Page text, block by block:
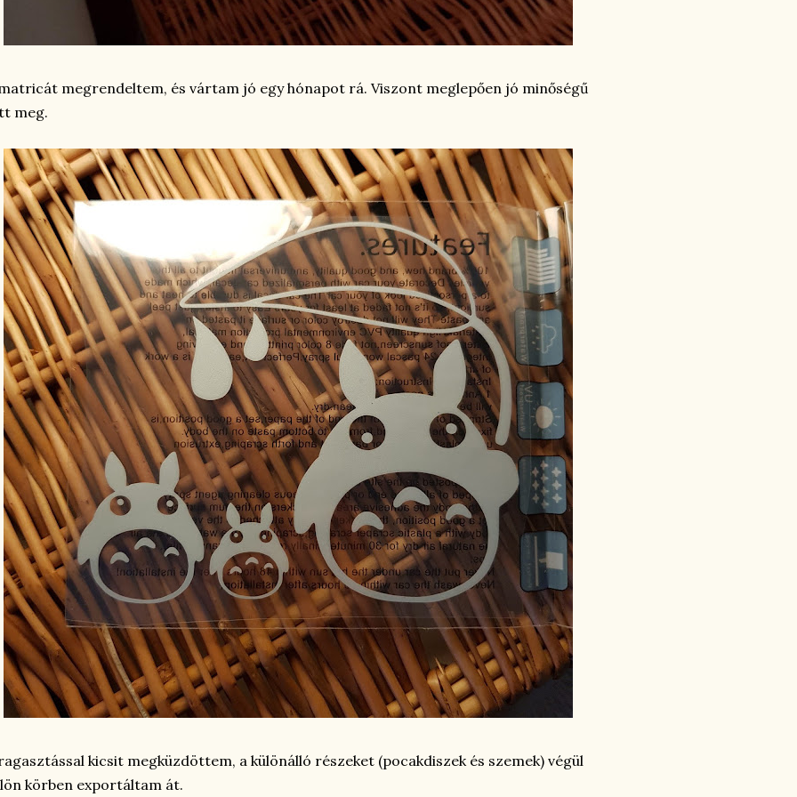
megrendeltem, és vártam jó egy hónapot rá. Viszont meglepően jó minőségű
meg.
kicsit megküzdöttem, a különálló részeket (pocakdiszek és szemek) végül
körben exportáltam át.